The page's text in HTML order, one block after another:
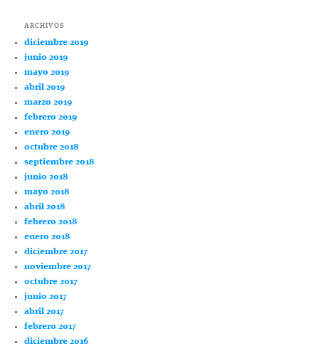
ARCHIVOS
diciembre 2019
junio 2019
mayo 2019
abril 2019
marzo 2019
febrero 2019
enero 2019
octubre 2018
septiembre 2018
junio 2018
mayo 2018
abril 2018
febrero 2018
enero 2018
diciembre 2017
noviembre 2017
octubre 2017
junio 2017
abril 2017
febrero 2017
diciembre 2016